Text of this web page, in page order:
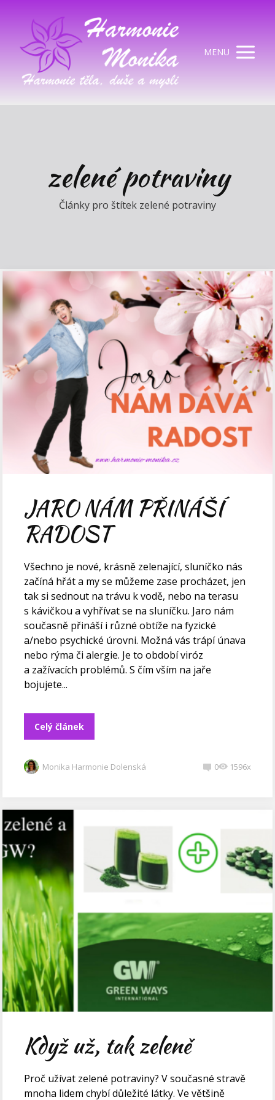
MENU
zelené potraviny
Články pro štítek zelené potraviny
JARO NÁM PŘINÁŠÍ
RADOST
Všechno je nové, krásně zelenající, sluníčko nás
začíná hřát a my se můžeme zase procházet, jen
tak si sednout na trávu k vodě, nebo na terasu
s kávičkou a vyhřívat se na sluníčku. Jaro nám
současně přináší i různé obtíže na fyzické
a/nebo psychické úrovni. Možná vás trápí únava
nebo rýma či alergie. Je to období viróz
a zažívacích problémů. S čím vším na jaře
bojujete...
Celý článek
Monika Harmonie Dolenská 0 1596x
Když už, tak zeleně
Proč užívat zelené potraviny? V současné stravě
mnoha lidem chybí důležité látky. Ve většině